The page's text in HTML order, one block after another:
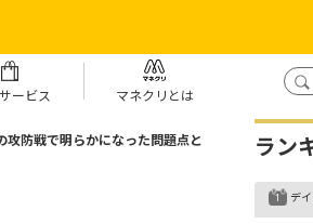
ービス マネクリとは
攻防戦で明らかになった問題点と
ラン
デ